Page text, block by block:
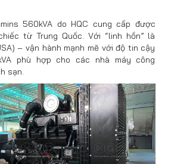
560kVA do HQC cung cấp được
từ Trung Quốc. Với “linh hồn” là
– vận hành mạnh mẽ với độ tin cậy
phù hợp cho các nhà máy công
sạn.